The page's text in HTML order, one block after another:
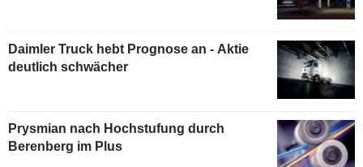
Daimler Truck hebt Prognose an - Aktie
deutlich schwächer
Prysmian nach Hochstufung durch
Berenberg im Plus